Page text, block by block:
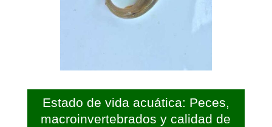
Estado de vida acuática: Peces,
macroinvertebrados y calidad de